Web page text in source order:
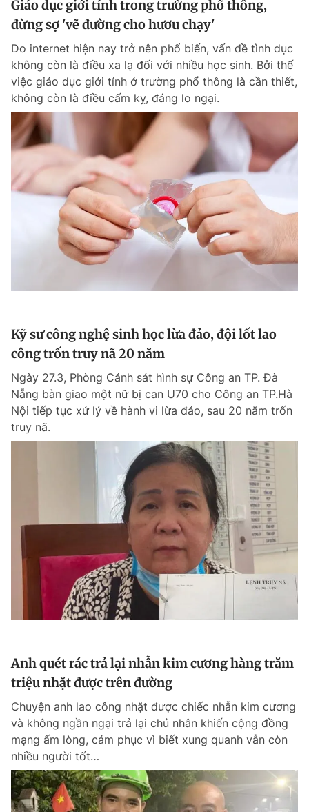
Giáo dục giới tính trong trường phổ thông,
đừng sợ 'vẽ đường cho hươu chạy'
Do internet hiện nay trở nên phổ biến, vấn đề tình dục
không còn là điều xa lạ đối với nhiều học sinh. Bởi thế
việc giáo dục giới tính ở trường phổ thông là cần thiết,
không còn là điều cấm kỵ, đáng lo ngại.
Kỹ sư công nghệ sinh học lừa đảo, đội lốt lao
công trốn truy nã 20 năm
Ngày 27.3, Phòng Cảnh sát hình sự Công an TP. Đà
Nẵng bàn giao một nữ bị can U70 cho Công an TP.Hà
Nội tiếp tục xử lý về hành vi lừa đảo, sau 20 năm trốn
truy nã.
Anh quét rác trả lại nhẫn kim cương hàng trăm
triệu nhặt được trên đường
Chuyện anh lao công nhặt được chiếc nhẫn kim cương
và không ngần ngại trả lại chủ nhân khiến cộng đồng
mạng ấm lòng, cảm phục vì biết xung quanh vẫn còn
nhiều người tốt…